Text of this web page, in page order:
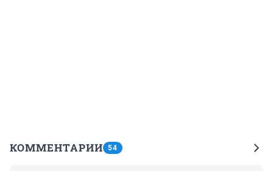
КОММЕНТАРИИ 54